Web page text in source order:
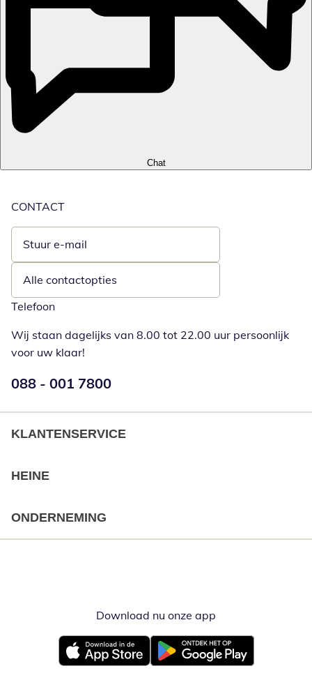
Chat
CONTACT
Stuur e-mail
Opent e-mailclient
Alle contactopties
Telefoon
Wij staan dagelijks van 8.00 tot 22.00 uur persoonlijk
voor uw klaar!
Telefoonnummer:
088 - 001 7800
KLANTENSERVICE
HEINE
ONDERNEMING
Download nu onze app
Opent in nieuw vensterOpent in nieuw venster